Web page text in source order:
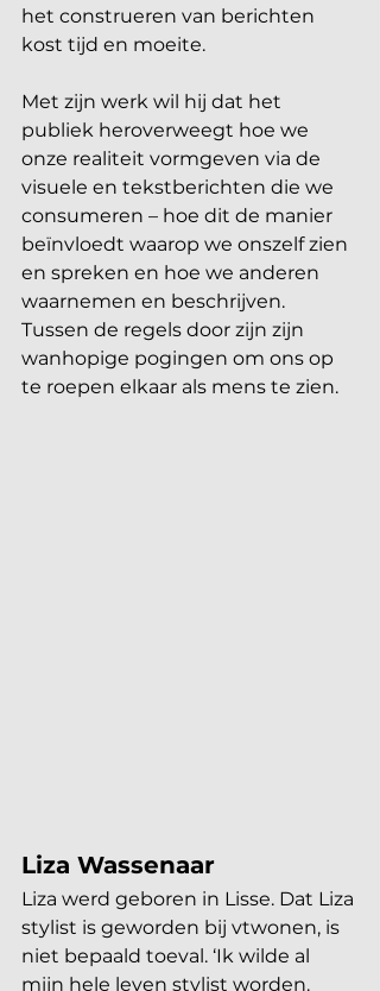
het construeren van berichten
kost tijd en moeite.
Met zijn werk wil hij dat het
publiek heroverweegt hoe we
onze realiteit vormgeven via de
visuele en tekstberichten die we
consumeren – hoe dit de manier
beïnvloedt waarop we onszelf zien
en spreken en hoe we anderen
waarnemen en beschrijven.
Tussen de regels door zijn zijn
wanhopige pogingen om ons op
te roepen elkaar als mens te zien.
Liza Wassenaar
Liza werd geboren in Lisse. Dat Liza
stylist is geworden bij vtwonen, is
niet bepaald toeval. ‘Ik wilde al
mijn hele leven stylist worden.